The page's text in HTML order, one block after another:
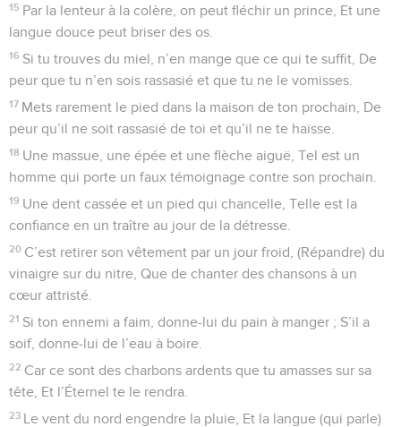
15 Par la lenteur à la colère, on peut fléchir un prince, Et une
langue douce peut briser des os.
16 Si tu trouves du miel, n’en mange que ce qui te suffit, De
peur que tu n’en sois rassasié et que tu ne le vomisses.
17 Mets rarement le pied dans la maison de ton prochain, De
peur qu’il ne soit rassasié de toi et qu’il ne te haïsse.
18 Une massue, une épée et une flèche aiguë, Tel est un
homme qui porte un faux témoignage contre son prochain.
19 Une dent cassée et un pied qui chancelle, Telle est la
confiance en un traître au jour de la détresse.
20 C’est retirer son vêtement par un jour froid, (Répandre) du
vinaigre sur du nitre, Que de chanter des chansons à un
cœur attristé.
21 Si ton ennemi a faim, donne-lui du pain à manger ; S’il a
soif, donne-lui de l’eau à boire.
22 Car ce sont des charbons ardents que tu amasses sur sa
tête, Et l’Éternel te le rendra.
23 Le vent du nord engendre la pluie, Et la langue (qui parle)